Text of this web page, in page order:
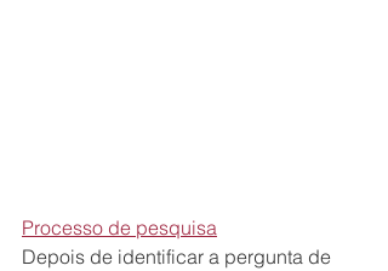
Processo de pesquisa
Depois de identificar a pergunta de